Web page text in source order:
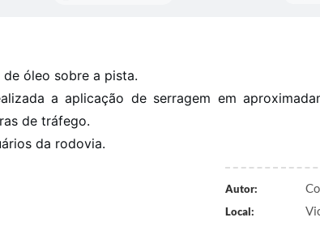
óleo sobre a pista.
a aplicação de serragem em
de tráfego.
da rodovia.
Autor:
Local: